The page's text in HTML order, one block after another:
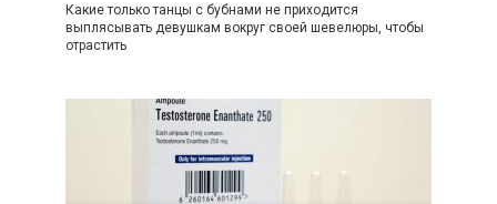
Какие только танцы с бубнами не приходится
выплясывать девушкам вокруг своей шевелюры, чтобы
отрастить